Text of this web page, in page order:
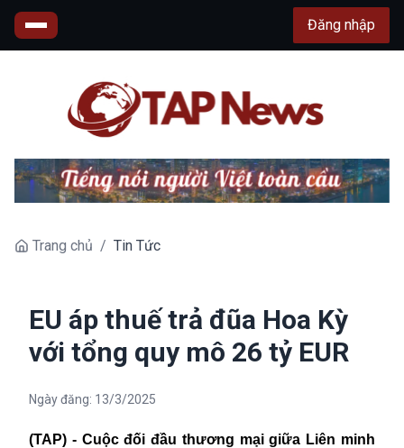
Đăng nhập
Trang chủ / Tin Tức
EU áp thuế trả đũa Hoa Kỳ
với tổng quy mô 26 tỷ EUR
Ngày đăng: 13/3/2025
(TAP) - Cuộc đối đầu thương mại giữa Liên minh